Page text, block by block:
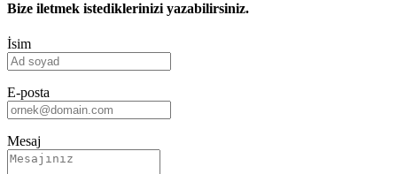
Bize iletmek istediklerinizi yazabilirsiniz.
İsim
E-posta
Mesaj